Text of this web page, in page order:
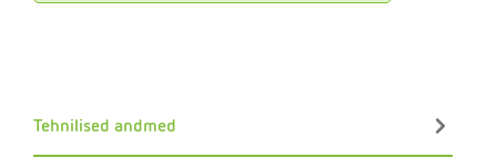
Tehnilised andmed